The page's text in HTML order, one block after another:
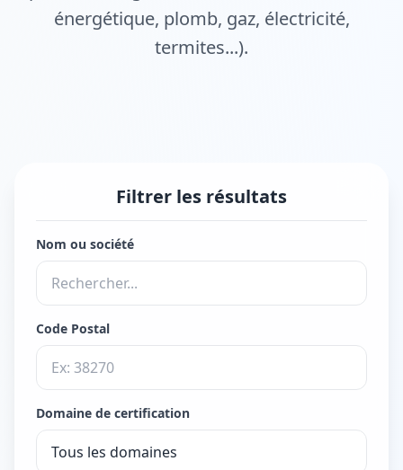
énergétique, plomb, gaz, électricité,
termites...).
Filtrer les résultats
Nom ou société
Code Postal
Domaine de certification